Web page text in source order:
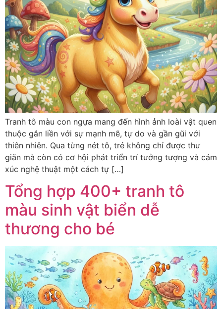
Tranh tô màu con ngựa mang đến hình ảnh loài vật quen
thuộc gắn liền với sự mạnh mẽ, tự do và gần gũi với
thiên nhiên. Qua từng nét tô, trẻ không chỉ được thư
giãn mà còn có cơ hội phát triển trí tưởng tượng và cảm
xúc nghệ thuật một cách tự […]
Tổng hợp 400+ tranh tô
màu sinh vật biển dễ
thương cho bé